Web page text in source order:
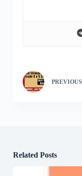
PREVIOUS
Related Posts